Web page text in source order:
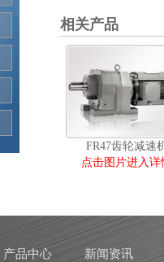
相关产品
FR47齿轮减速
点击图片进入详
产品中心 新闻资讯